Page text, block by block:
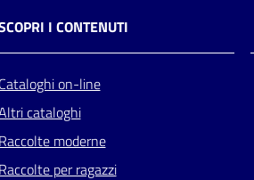
I CONTENUTI
Cataloghi on-line
cataloghi
Raccolte moderne
Raccolte per ragazzi